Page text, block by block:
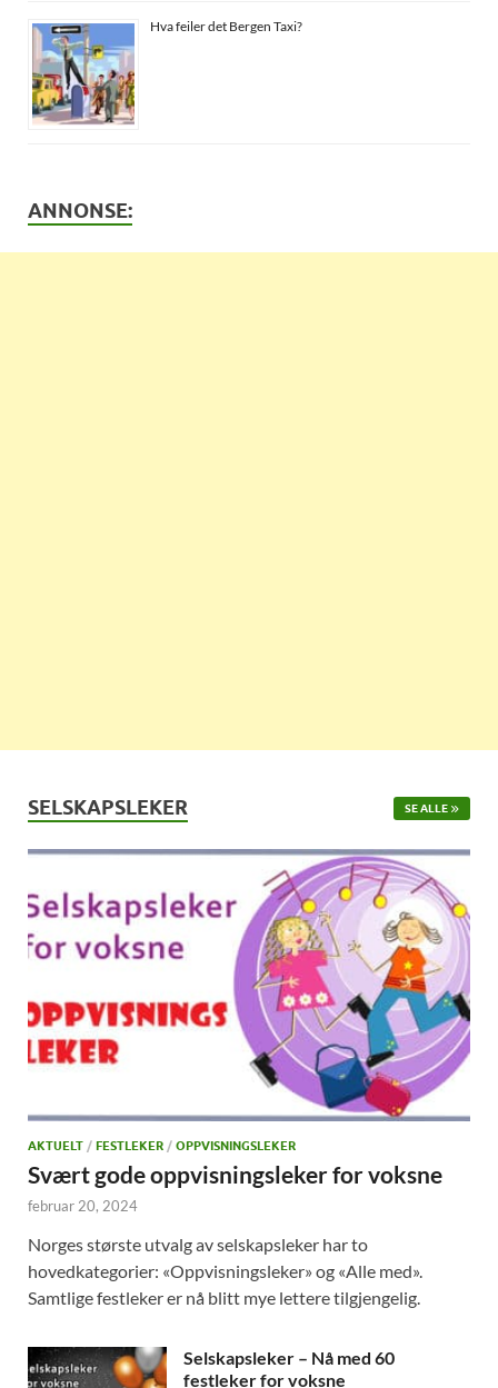
Hva feiler det Bergen Taxi?
ANNONSE:
SELSKAPSLEKER SE ALLE
AKTUELT / FESTLEKER / OPPVISNINGSLEKER
Svært gode oppvisningsleker for voksne
februar 20, 2024
Norges største utvalg av selskapsleker har to
hovedkategorier: «Oppvisningsleker» og «Alle med».
Samtlige festleker er nå blitt mye lettere tilgjengelig.
Selskapsleker – Nå med 60
festleker for voksne